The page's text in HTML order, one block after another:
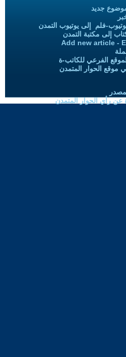
جديد
فلم إلى يوتيوب التمدن
إلى مكتبة التمدن
Add new article -
الفرعي للكاتب-ة
موقع الحوار المتمدن
عن رأي الحوار المتمدن